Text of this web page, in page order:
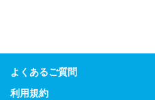
よくあるご質問
利用規約